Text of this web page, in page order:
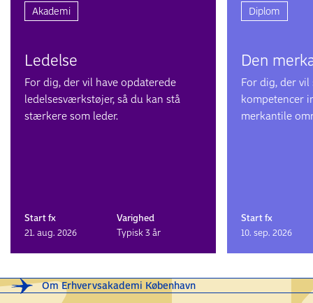
Akademi
Ledelse
For dig, der vil have opdaterede
ledelsesværkstøjer, så du kan stå
stærkere som leder.
Start fx
21. aug. 2026
Varighed
Typisk 3 år
Diplom
Den
For dig, der
kompetencer
merkantile
Start fx
10. sep. 2026
Om Erhvervsakademi København